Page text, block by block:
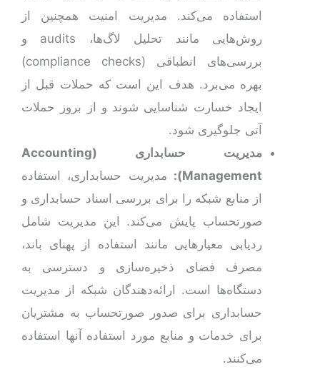
استفاده می‌کند. مدیریت امنیت همچنین از
روش‌هایی مانند تحلیل لاگ‌ها، audits و
بررسی‌های انطباقی (compliance checks)
بهره می‌برد. هدف این است که حملات قبل از
ایجاد خسارت شناسایی شوند و از بروز حملات
آتی جلوگیری شود.
مدیریت حسابداری (Accounting
Management
): مدیریت حسابداری، استفاده
از منابع شبکه را برای بررسی اسناد حسابداری و
صورتحساب پایش می‌کند. این مدیریت شامل
ردیابی معیارهایی مانند استفاده از پهنای باند،
مصرف فضای ذخیره‌سازی و دسترسی به
دستگاه‌ها است. ارائه‌دهندگان شبکه از مدیریت
حسابداری برای صدور صورتحساب به مشتریان
برای خدمات و منابع مورد استفاده آنها استفاده
می‌کنند.